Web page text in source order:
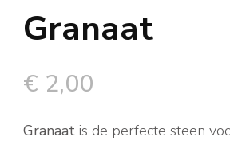
Granaat
€ 2,00
Granaat is de perfecte steen